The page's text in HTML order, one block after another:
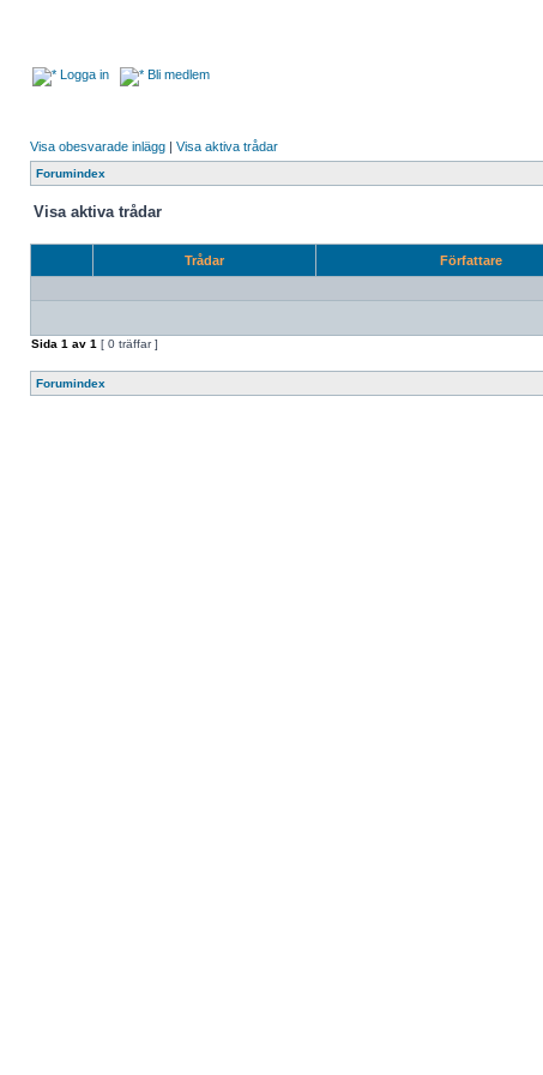
Logga in Bli medlem
Visa obesvarade inlägg | Visa aktiva trådar
Forumindex
Visa aktiva trådar
Trådar Författare
Sida 1 av 1 [ 0 träffar ]
Forumindex